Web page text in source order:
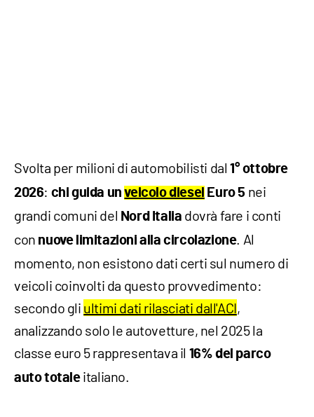
Svolta per milioni di automobilisti dal 1° ottobre
2026: chi guida unveicolo diesel Euro 5 nei
grandi comuni del Nord Italia dovrà fare i conti
con nuove limitazioni alla circolazione. Al
momento, non esistono dati certi sul numero di
veicoli coinvolti da questo provvedimento:
secondo gli ultimi dati rilasciati dall'ACI,
analizzando solo le autovetture, nel 2025 la
classe euro 5 rappresentava il 16% del parco
auto totaleitaliano.